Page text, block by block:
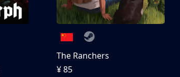
The Ranchers
¥ 85